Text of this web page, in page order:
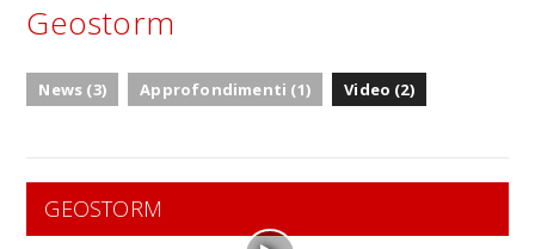
FRANCO RICCIARDIELLO
Geostorm
News (3) Approfondimenti (1) Video (2)
GEOSTORM